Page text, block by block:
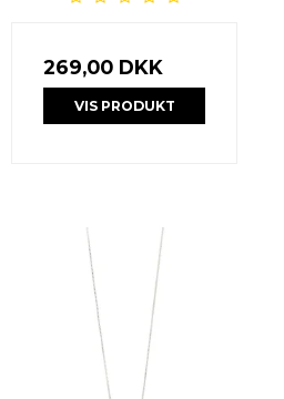
269,00 DKK
VIS PRODUKT